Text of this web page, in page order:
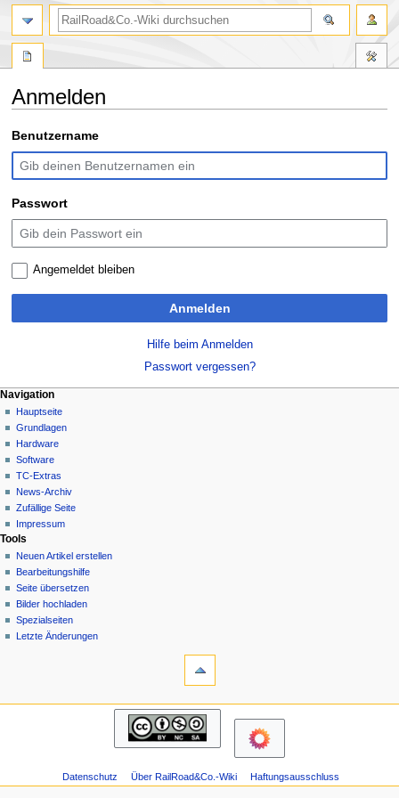
Anmelden
Zur
Navigation
springen
Zur
Suche
springen
Benutzername
Passwort
Angemeldet bleiben
Anmelden
Hilfe beim Anmelden
Passwort vergessen?
N
a
v
g
a
i
o
n
s
m
e
Seitenaktionen
Spezialseite
Meine Werkzeuge
Deutsch
Anmelden
Navigation
Hauptseite
Grundlagen
Hardware
Software
TC-Extras
News-Archiv
Zufällige Seite
Impressum
Suche
Tools
Neuen Artikel erstellen
Bearbeitungshilfe
Seite übersetzen
Bilder hochladen
Spezialseiten
Letzte Änderungen
Navigation
TC-
Datenschutz Über RailRoad&Co.-Wiki Haftungsausschluss